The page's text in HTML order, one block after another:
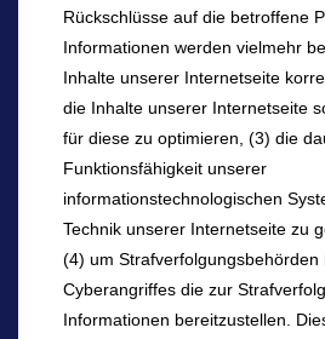
Rückschlüsse auf die betroffene
Informationen werden vielmehr
Inhalte unserer Internetseite
die Inhalte unserer Internetseite
für diese zu optimieren, (3) die
Funktionsfähigkeit unserer
informationstechnologischen
Technik unserer Internetseite zu
(4) um Strafverfolgungsbehörden
Cyberangriffes die zur
Informationen bereitzustellen.